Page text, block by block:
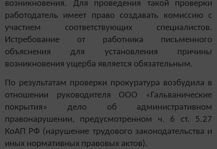
возникновения. Для проведения такой проверки
работодатель имеет право создавать комиссию с
участием соответствующих специалистов.
Истребование от работника письменного
объяснения для установления причины
возникновения ущерба является обязательным.
По результатам проверки прокуратура возбудила в
отношении руководителя ООО «Гальванические
покрытия» дело об административном
правонарушении, предусмотренном ч. 6 ст. 5.27
КоАП РФ (нарушение трудового законодательства и
иных нормативных правовых актов).